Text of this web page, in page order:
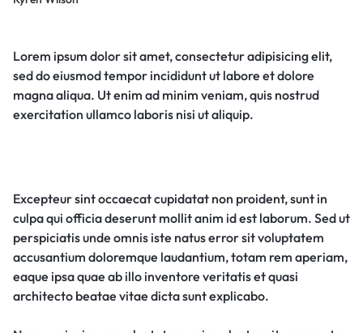
Lorem ipsum dolor sit amet, consectetur adipisicing elit,
sed do eiusmod tempor incididunt ut labore et dolore
magna aliqua. Ut enim ad minim veniam, quis nostrud
exercitation ullamco laboris nisi ut aliquip.
Excepteur sint occaecat cupidatat non proident, sunt in
culpa qui officia deserunt mollit anim id est laborum. Sed ut
perspiciatis unde omnis iste natus error sit voluptatem
accusantium doloremque laudantium, totam rem aperiam,
eaque ipsa quae ab illo inventore veritatis et quasi
architecto beatae vitae dicta sunt explicabo.